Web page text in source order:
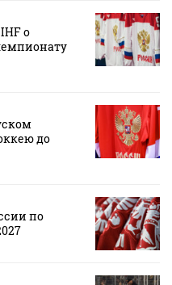
о
до
по